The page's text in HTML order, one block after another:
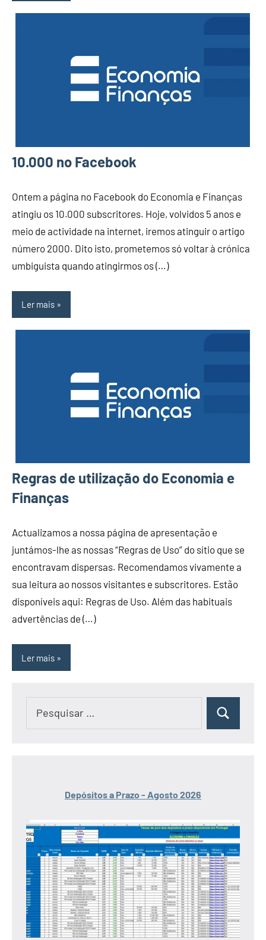
10.000 no Facebook
Ontem a página no Facebook do Economia e Finanças
atingiu os 10.000 subscritores. Hoje, volvidos 5 anos e
meio de actividade na internet, iremos atinguir o artigo
número 2000. Dito isto, prometemos só voltar à crónica
umbiguista quando atingirmos os (…)
Ler mais
Regras de utilização do Economia e
Finanças
Actualizamos a nossa página de apresentação e
juntámos-lhe as nossas “Regras de Uso” do sítio que se
encontravam dispersas. Recomendamos vivamente a
sua leitura ao nossos visitantes e subscritores. Estão
disponíveis aqui: Regras de Uso. Além das habituais
advertências de (…)
Ler mais
Pesquisar
Depósitos a Prazo - Agosto 2026